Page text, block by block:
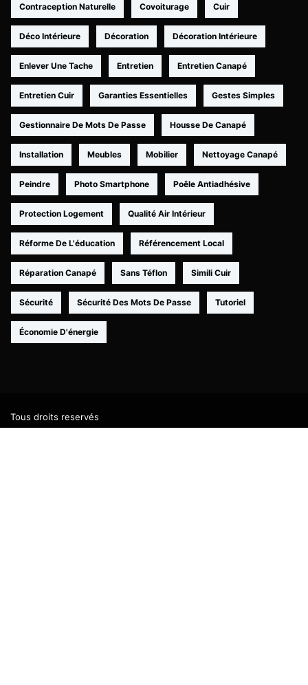
Contraception Naturelle Covoiturage Cuir
Déco Intérieure Décoration Décoration Intérieure
Enlever Une Tache Entretien Entretien Canapé
Entretien Cuir Garanties Essentielles Gestes Simples
Gestionnaire De Mots De Passe Housse De Canapé
Installation Meubles Mobilier Nettoyage Canapé
Peindre Photo Smartphone Poêle Antiadhésive
Protection Logement Qualité Air Intérieur
Réforme De L'éducation Référencement Local
Réparation Canapé Sans Téflon Simili Cuir
Sécurité Sécurité Des Mots De Passe Tutoriel
Économie D'énergie
Tous droits reservés